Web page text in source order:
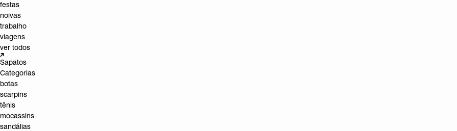
festas
noivas
trabalho
viagens
ver todos
Sapatos
Categorias
botas
scarpins
tênis
mocassins
sandálias